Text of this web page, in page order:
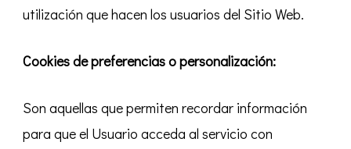
utilización que hacen los usuarios del Sitio Web.
Cookies de preferencias o personalización:
Son aquellas que permiten recordar información
para que el Usuario acceda al servicio con